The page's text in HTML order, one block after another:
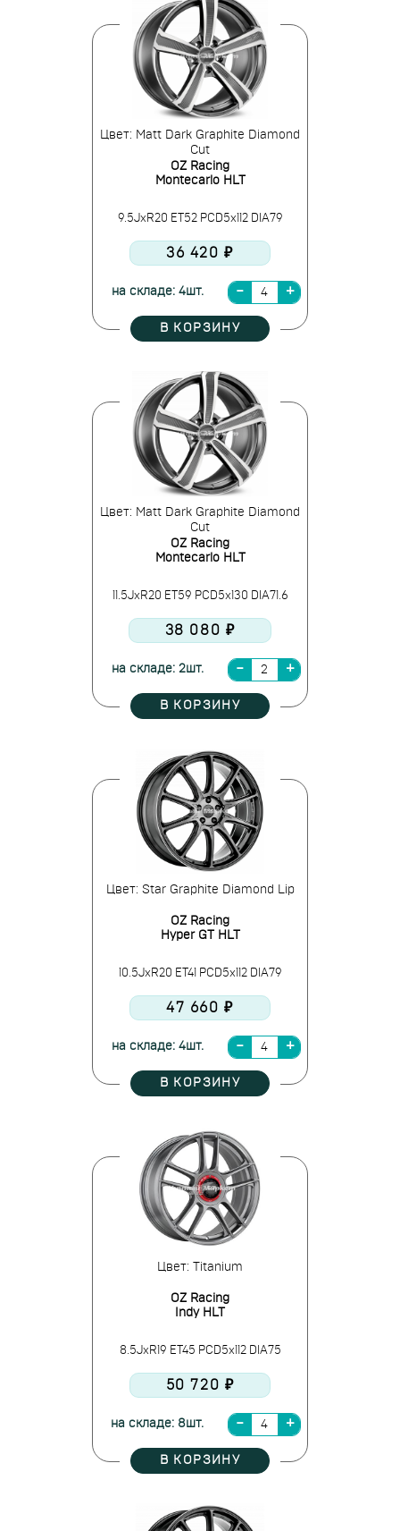
Цвет: Matt Dark Graphite Diamond
Cut
OZ Racing
Montecarlo HLT
9.5JxR20 ET52 PCD5x112 DIA79
36 420 ₽
на складе: 4шт.
В КОРЗИНУ
Цвет: Matt Dark Graphite Diamond
Cut
OZ Racing
Montecarlo HLT
11.5JxR20 ET59 PCD5x130 DIA71.6
38 080 ₽
на складе: 2шт.
В КОРЗИНУ
Цвет: Star Graphite Diamond Lip
OZ Racing
Hyper GT HLT
10.5JxR20 ET41 PCD5x112 DIA79
47 660 ₽
на складе: 4шт.
В КОРЗИНУ
Цвет: Titanium
OZ Racing
Indy HLT
8.5JxR19 ET45 PCD5x112 DIA75
50 720 ₽
на складе: 8шт.
В КОРЗИНУ